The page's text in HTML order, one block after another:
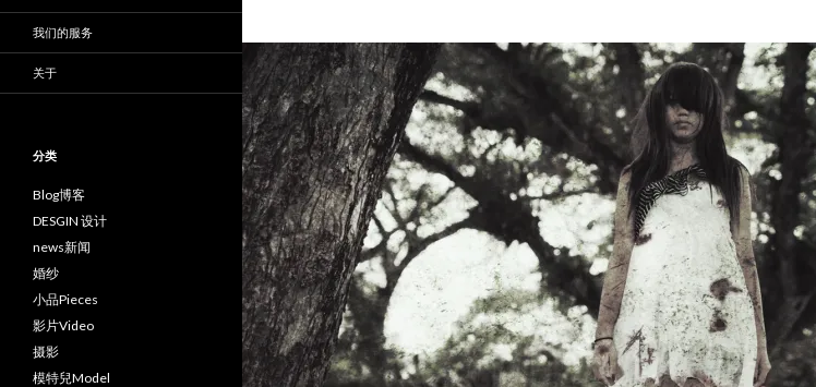
我们的服务
关于
分类
Blog博客
DESGIN 设计
news新闻
婚纱
小品Pieces
影片Video
摄影
模特兒Model